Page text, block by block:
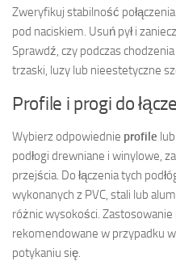
Zweryfikuj stabilność
pod naciskiem. Usuń pył i
Sprawdź, czy podczas
trzaski, luzy lub nieestetyczne
Profile i progi do
Wybierz odpowiednie profile lub
podłogi drewniane i winylowe,
przejścia. Do łączenia tych
wykonanych z PVC, stali lub
różnic wysokości.
rekomendowane w przypadku
potykaniu się.